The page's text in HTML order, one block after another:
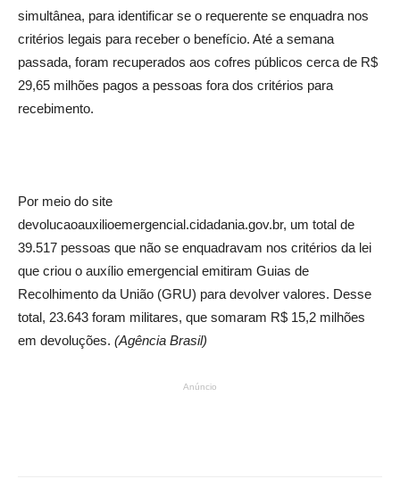
simultânea, para identificar se o requerente se enquadra nos
critérios legais para receber o benefício. Até a semana
passada, foram recuperados aos cofres públicos cerca de R$
29,65 milhões pagos a pessoas fora dos critérios para
recebimento.
Por meio do site
devolucaoauxilioemergencial.cidadania.gov.br, um total de
39.517 pessoas que não se enquadravam nos critérios da lei
que criou o auxílio emergencial emitiram Guias de
Recolhimento da União (GRU) para devolver valores. Desse
total, 23.643 foram militares, que somaram R$ 15,2 milhões
em devoluções. (Agência Brasil)
Anúncio